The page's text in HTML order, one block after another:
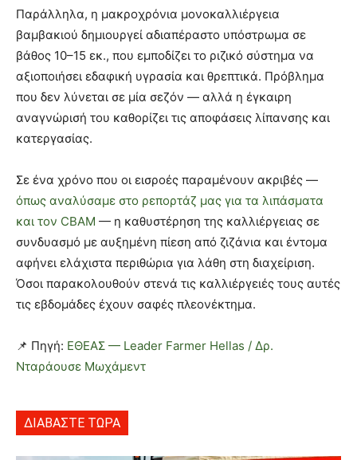
Παράλληλα, η μακροχρόνια μονοκαλλιέργεια
βαμβακιού δημιουργεί αδιαπέραστο υπόστρωμα σε
βάθος 10–15 εκ., που εμποδίζει το ριζικό σύστημα να
αξιοποιήσει εδαφική υγρασία και θρεπτικά. Πρόβλημα
που δεν λύνεται σε μία σεζόν — αλλά η έγκαιρη
αναγνώρισή του καθορίζει τις αποφάσεις λίπανσης και
κατεργασίας.
Σε ένα χρόνο που οι εισροές παραμένουν ακριβές —
όπως αναλύσαμε στο ρεπορτάζ μας για τα λιπάσματα
και τον CBAM — η καθυστέρηση της καλλιέργειας σε
συνδυασμό με αυξημένη πίεση από ζιζάνια και έντομα
αφήνει ελάχιστα περιθώρια για λάθη στη διαχείριση.
Όσοι παρακολουθούν στενά τις καλλιέργειές τους αυτές
τις εβδομάδες έχουν σαφές πλεονέκτημα.
📌 Πηγή: ΕΘΕΑΣ — Leader Farmer Hellas / Δρ.
Νταράουσε Μωχάμεντ
ΔΙΑΒΑΣΤΕ ΤΩΡΑ